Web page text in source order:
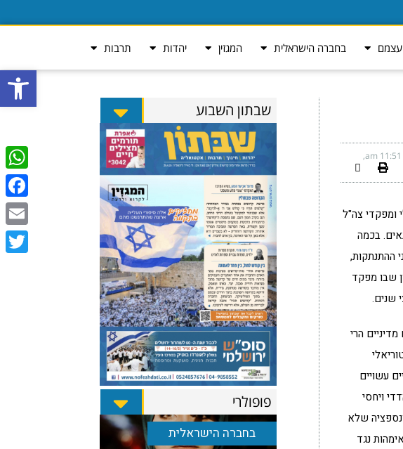
פתח
עצמם בחברה הישראלית המגזין יהדות תרבות
11:51 am
ומפקדי צה"ל
בכמה
ההתנתקות,
שבו מפקד
הרי
עשויים
ויחסי
שלא
נגד
שבתון השבוע
פופולרי
בחברה הישראלית
Email